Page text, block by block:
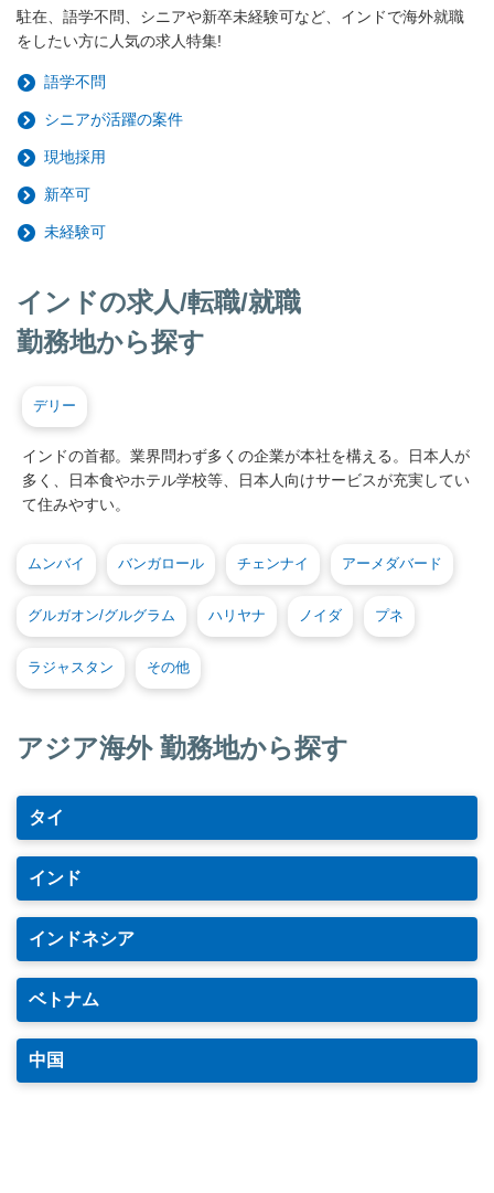
駐在、語学不問、シニアや新卒未経験可など、インドで海外就職
をしたい方に人気の求人特集!
語学不問
シニアが活躍の案件
現地採用
新卒可
未経験可
インドの求人/転職/就職
勤務地から探す
デリー
インドの首都。業界問わず多くの企業が本社を構える。日本人が
多く、日本食やホテル学校等、日本人向けサービスが充実してい
て住みやすい。
ムンバイ バンガロール チェンナイ アーメダバード
グルガオン/グルグラム ハリヤナ ノイダ プネ
ラジャスタン その他
アジア海外 勤務地から探す
タイ
インド
インドネシア
ベトナム
中国